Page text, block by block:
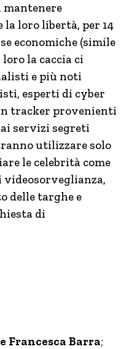
la loro libertà, per 14
economiche (simile
loro la caccia ci
e più noti
esperti di cyber
tracker provenienti
servizi segreti
utilizzare solo
le celebrità come
videosorveglianza,
delle targhe e
di
Francesca Barra;